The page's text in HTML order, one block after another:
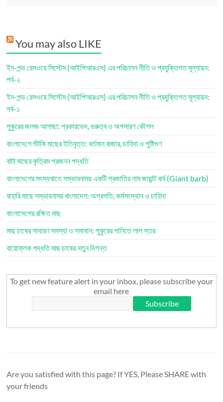
You may also LIKE
ইন-পন্ড রেসওয়ে সিস্টেম (আইপিআরএস) এর পরিচালন নীতি ও প্রযুক্তিগত মূল্যায়ন:
পর্ব-২
ইন-পন্ড রেসওয়ে সিস্টেম (আইপিআরএস) এর পরিচালন নীতি ও প্রযুক্তিগত মূল্যায়ন:
পর্ব-১
পুকুরের জলজ আগাছা: প্রকারভেদ, গুরুত্ব ও অপসারণ কৌশল
বাংলাদেশে শুঁটকি মাছের ইতিবৃত্ত: বর্তমান বাজার, চাহিদা ও পুষ্টিগুণ
বাটা মাছের কৃত্রিম প্রজনন পদ্ধতি
বাংলাদেশের মৎস্যখাতে সম্ভাবনাময় একটি প্রজাতির নাম জায়ান্ট বার্ব (Giant barb)
বাহারি মাছে সম্ভাবনাময় বাংলাদেশ: অগ্রগতি, কর্মসংস্থান ও চাহিদা
বাংলাদেশের রক্ষিত মাছ
মাছ চাষের সাধারণ সমস্যা ও সমাধান: পুকুরের পানিতে লাল স্তর
বায়োফ্লক পদ্ধতি মাছ চাষের নতুন দিগন্ত
To get new feature alert in your inbox, please subscribe your
email here
Are you satisfied with this page? If YES, Please SHARE with
your friends